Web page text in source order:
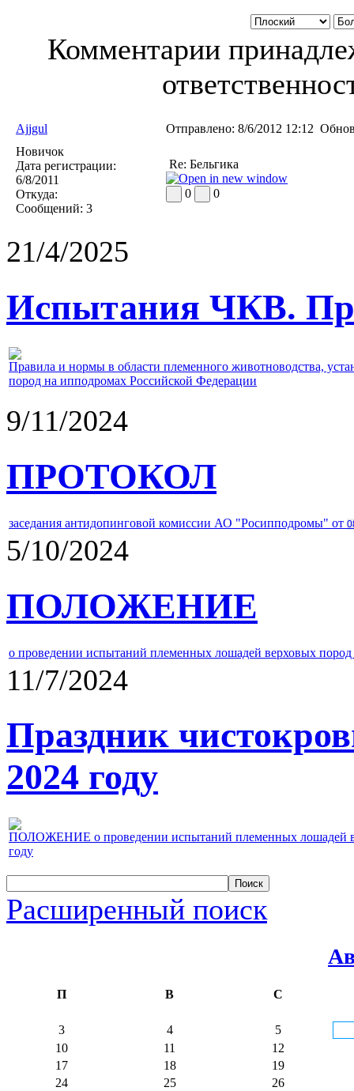
Комментарии
Ajjgul Отправлено: 8/6/2012 12:12
Новичок
Дата регистрации:
6/8/2011
Откуда:
Сообщений: 3
Re: Бельгика
0 0
21/4/2025
Испытания ЧКВ.
Правила и нормы в области племенного животноводства,
пород на ипподромах Российской Федерации
9/11/2024
ПРОТОКОЛ
заседания антидопинговой комиссии АО "Росипподромы" от
5/10/2024
ПОЛОЖЕНИЕ
о проведении испытаний племенных лошадей верховых
11/7/2024
Праздник
2024 году
ПОЛОЖЕНИЕ о проведении испытаний племенных лошадей
году
Расширенный поиск
П В С
3 4
5
10
11
12
17
18
19
24
25 26